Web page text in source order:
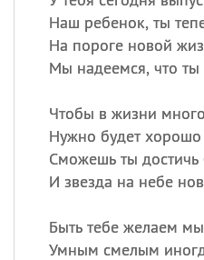
Наш ребенок, ты
На пороге новой
Мы надеемся, что ты
Чтобы в жизни
Нужно будет хорошо
Сможешь ты
И звезда на небе
Быть тебе желаем
Умным смелым